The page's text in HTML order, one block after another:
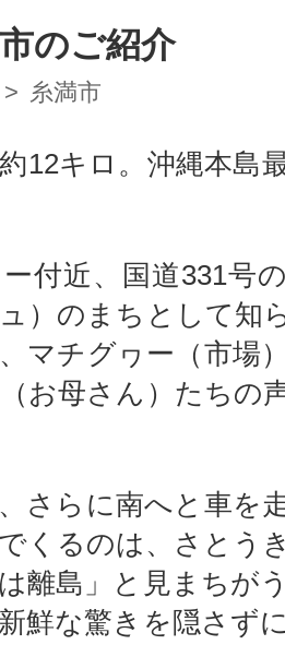
のご紹介
糸満市
12キロ。沖縄本島
付近、国道331号
）のまちとして知
マチグヮー（市場
お母さん）たちの
さらに南へと車を
くるのは、さとう
離島」と見まちが
鮮な驚きを隠さず